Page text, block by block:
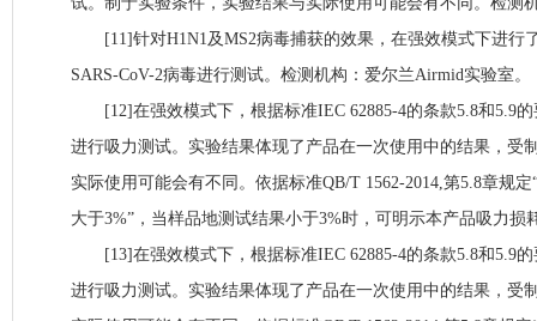
[11]针对H1N1及MS2病毒捕获的效果，在强效模式下进行
SARS-CoV-2病毒进行测试。检测机构：爱尔兰Airmid实验室。
[12]在强效模式下，根据标准IEC 62885-4的条款5.8和5.9
进行吸力测试。实验结果体现了产品在一次使用中的结果，受
实际使用可能会有不同。依据标准QB/T 1562-2014,第5.8章规
大于3%”，当样品地测试结果小于3%时，可明示本产品吸力损
[13]在强效模式下，根据标准IEC 62885-4的条款5.8和5.9
进行吸力测试。实验结果体现了产品在一次使用中的结果，受